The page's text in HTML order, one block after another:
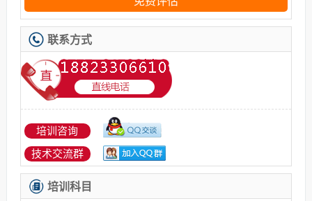
联系方式
培训咨询
技术交流群
培训科目